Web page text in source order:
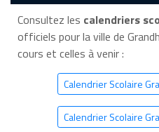
Consultez les calendriers
officiels pour la ville de
cours et celles à venir :
Calendrier Scolaire
Calendrier Scolaire